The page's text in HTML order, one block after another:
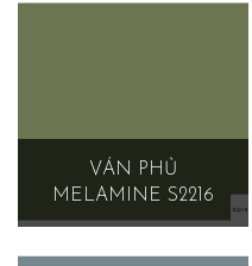
VÁN PHỦ
MELAMINE S2216